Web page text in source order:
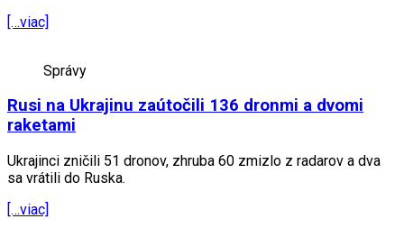
[…viac]
Správy
Rusi na Ukrajinu zaútočili 136 dronmi a dvomi
raketami
Ukrajinci zničili 51 dronov, zhruba 60 zmizlo z radarov a dva
sa vrátili do Ruska.
[…viac]